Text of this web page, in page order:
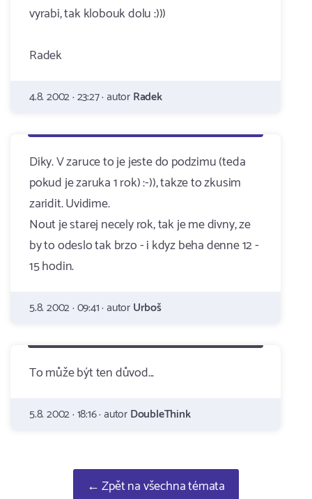
vyrabi, tak klobouk dolu :)))
Radek
4.8. 2002 · 23:27 · autorRadek
Diky. V zaruce to je jeste do podzimu (teda
pokud je zaruka 1 rok) :-)), takze to zkusim
zaridit. Uvidime.
Nout je starej necely rok, tak je me divny, ze
by to odeslo tak brzo - i kdyz beha denne 12 -
15 hodin.
5.8. 2002 · 09:41 · autorUrboš
To může být ten důvod...
5.8. 2002 · 18:16 · autorDoubleThink
← Zpět na všechna témata